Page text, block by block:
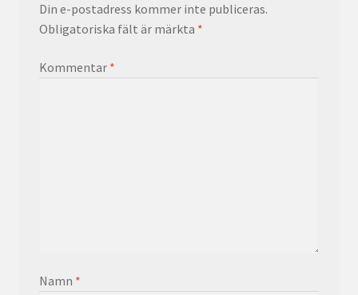
Din e-postadress kommer inte publiceras.
Obligatoriska fält är märkta *
Kommentar *
Namn *